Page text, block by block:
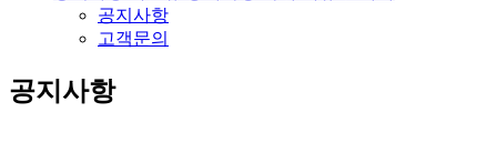
공지사항
고객문의
공지사항